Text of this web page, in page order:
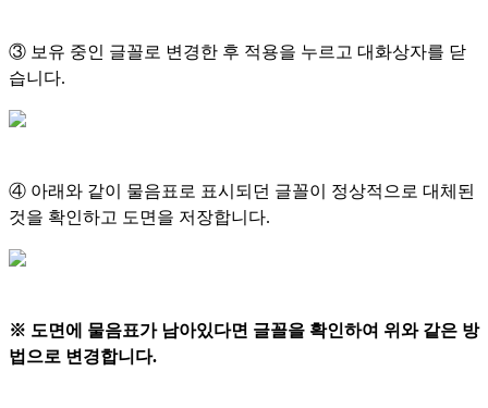
③ 보유 중인 글꼴로 변경한 후 적용을 누르고 대화상자를 닫
습니다.
④ 아래와 같이 물음표로 표시되던 글꼴이 정상적으로 대체된
것을 확인하고 도면을 저장합니다.
※ 도면에 물음표가 남아있다면 글꼴을 확인하여 위와 같은 방
법으로 변경합니다.